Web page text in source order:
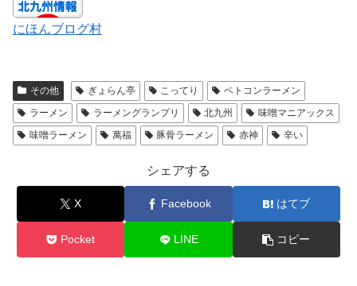
にほんブログ村
その他 ぎょらん亭 こってり
ベトコンラーメン
ラーメン
ラーメングランプリ 北九州
味噌マニアックス
味噌ラーメン
萬福 豚骨ラーメン 赤神 辛い
シェアする
X Facebook はてブ
Pocket LINE コピー